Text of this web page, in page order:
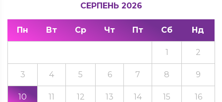
СЕРПЕНЬ 2026
Пн Вт Ср Чт Пт Сб Нд
1 2
3 4 5 6 7 8 9
10 11 12 13 14 15 16